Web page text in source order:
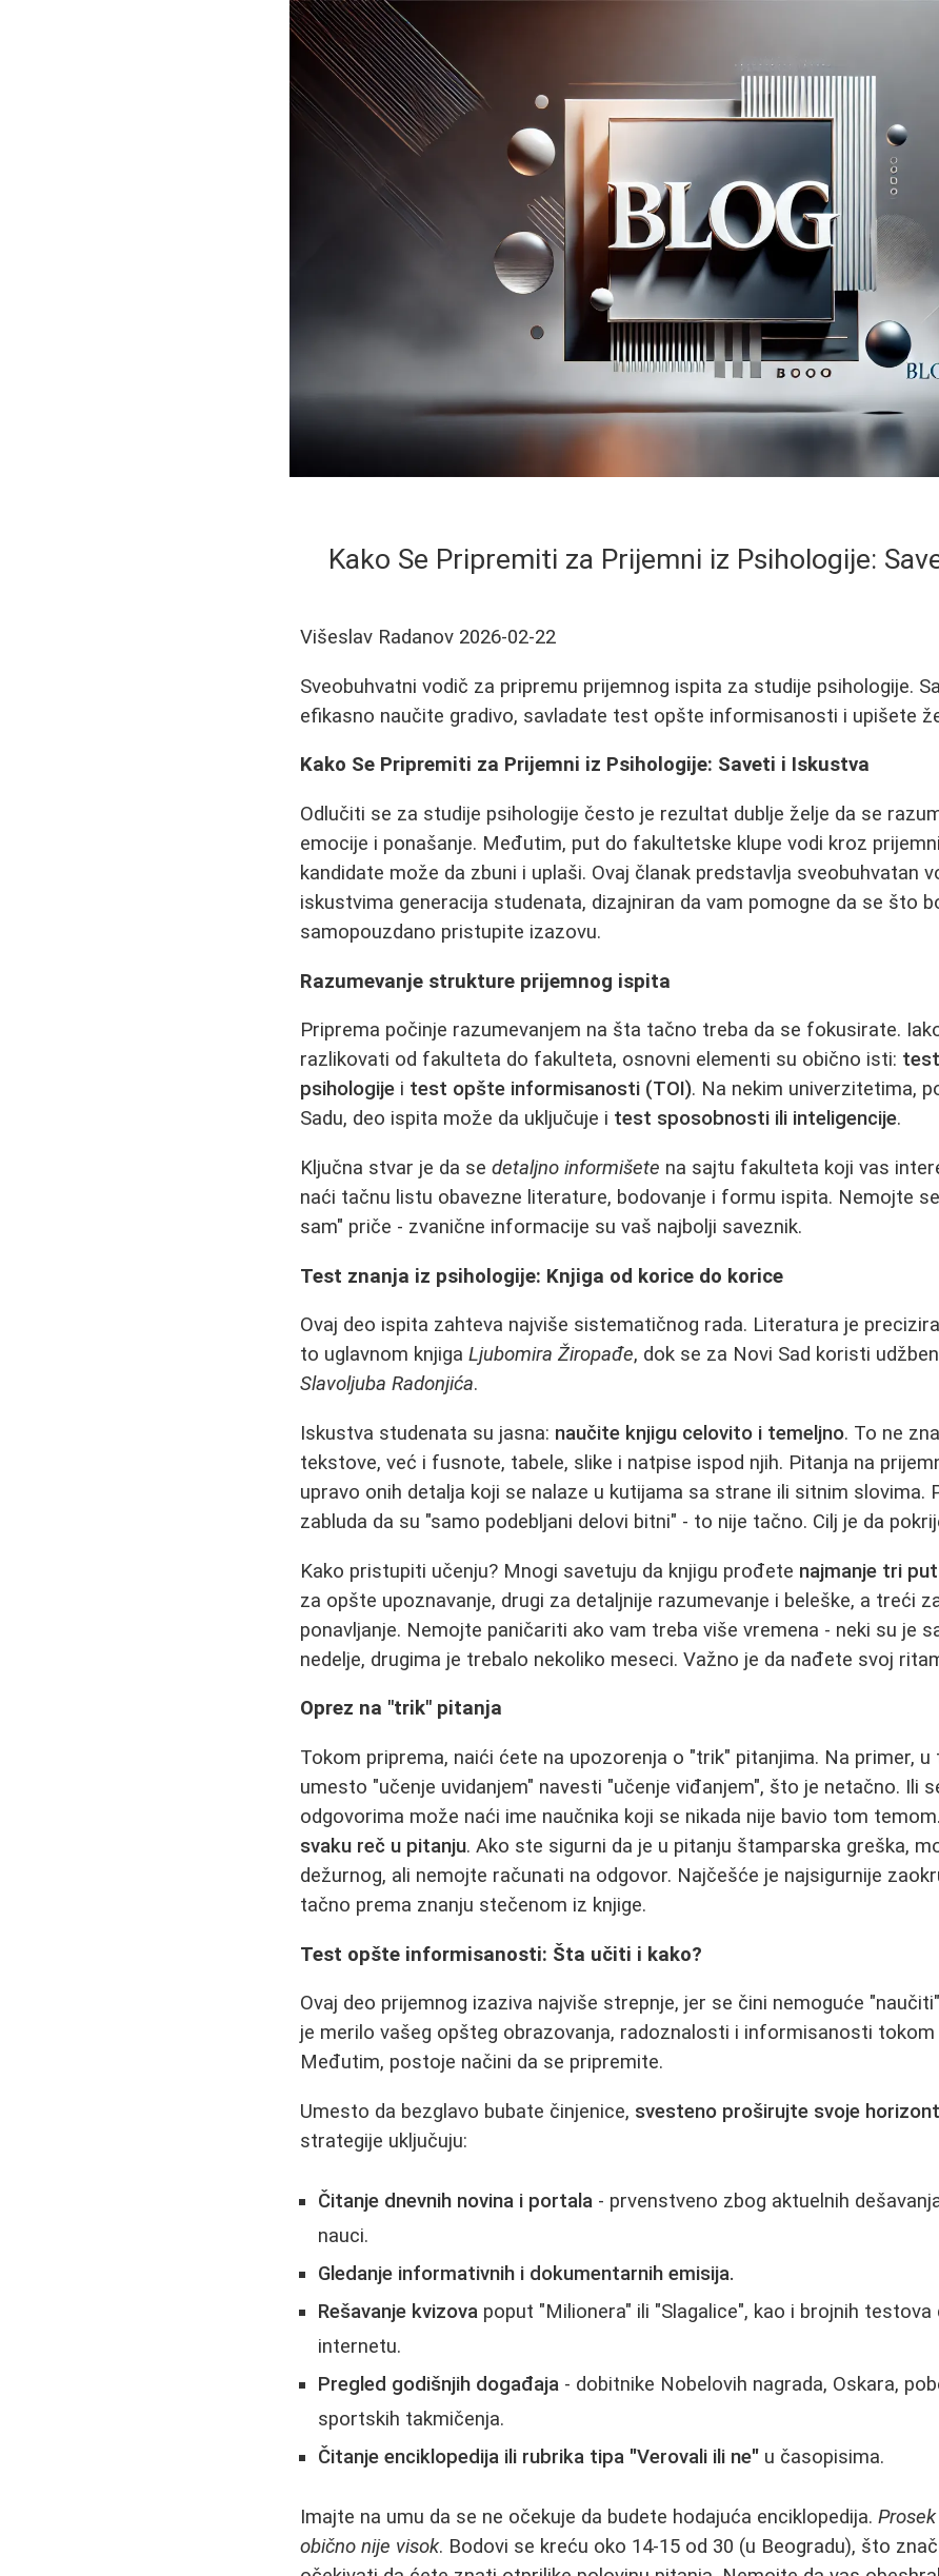
Kako Se Pripremiti za Prijemni iz Psihologije:
Višeslav Radanov 2026-02-22
Sveobuhvatni vodič za pripremu prijemnog ispita za studije psihologije.
efikasno naučite gradivo, savladate test opšte informisanosti i upišete
Kako Se Pripremiti za Prijemni iz Psihologije: Saveti i Iskustva
Odlučiti se za studije psihologije često je rezultat dublje želje da se
emocije i ponašanje. Međutim, put do fakultetske klupe vodi kroz
kandidate može da zbuni i uplaši. Ovaj članak predstavlja sveobuhvatan
iskustvima generacija studenata, dizajniran da vam pomogne da se što
samopouzdano pristupite izazovu.
Razumevanje strukture prijemnog ispita
Priprema počinje razumevanjem na šta tačno treba da se fokusirate.
razlikovati od fakulteta do fakulteta, osnovni elementi su obično isti:
psihologije i test opšte informisanosti (TOI). Na nekim univerzitetima,
Sadu, deo ispita može da uključuje i test sposobnosti ili inteligencije.
Ključna stvar je da sedetaljno informišete na sajtu fakulteta koji vas
naći tačnu listu obavezne literature, bodovanje i formu ispita. Nemojte
sam" priče - zvanične informacije su vaš najbolji saveznik.
Test znanja iz psihologije: Knjiga od korice do korice
Ovaj deo ispita zahteva najviše sistematičnog rada. Literatura je
to uglavnom knjigaLjubomira Žiropađe, dok se za Novi Sad koristi
Slavoljuba Radonjića.
Iskustva studenata su jasna: naučite knjigu celovito i temeljno. To ne
tekstove, već i fusnote, tabele, slike i natpise ispod njih. Pitanja na
upravo onih detalja koji se nalaze u kutijama sa strane ili sitnim slovima.
zabluda da su "samo podebljani delovi bitni" - to nije tačno. Cilj je da
Kako pristupiti učenju? Mnogi savetuju da knjigu prođete najmanje tri
za opšte upoznavanje, drugi za detaljnije razumevanje i beleške, a treći
ponavljanje. Nemojte paničariti ako vam treba više vremena - neki su je
nedelje, drugima je trebalo nekoliko meseci. Važno je da nađete svoj
Oprez na "trik" pitanja
Tokom priprema, naići ćete na upozorenja o "trik" pitanjima. Na primer,
umesto "učenje uvidanjem" navesti "učenje viđanjem", što je netačno. Ili
odgovorima može naći ime naučnika koji se nikada nije bavio tom temom.
svaku reč u pitanju. Ako ste sigurni da je u pitanju štamparska greška,
dežurnog, ali nemojte računati na odgovor. Najčešće je najsigurnije
tačno prema znanju stečenom iz knjige.
Test opšte informisanosti: Šta učiti i kako?
Ovaj deo prijemnog izaziva najviše strepnje, jer se čini nemoguće
je merilo vašeg opšteg obrazovanja, radoznalosti i informisanosti
Međutim, postoje načini da se pripremite.
Umesto da bezglavo bubate činjenice, svesteno proširujte svoje
strategije uključuju:
Čitanje dnevnih novina i portala - prvenstveno zbog aktuelnih
nauci.
Gledanje informativnih i dokumentarnih emisija.
Rešavanje kvizova poput "Milionera" ili "Slagalice", kao i brojnih testova
internetu.
Pregled godišnjih događaja - dobitnike Nobelovih nagrada, Oskara,
sportskih takmičenja.
Čitanje enciklopedija ili rubrika tipa "Verovali ili ne" u časopisima.
Imajte na umu da se ne očekuje da budete hodajuća enciklopedija.
obično nije visok. Bodovi se kreću oko 14-15 od 30 (u Beogradu), što